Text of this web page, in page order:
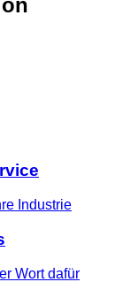
Industrie
Wort dafür